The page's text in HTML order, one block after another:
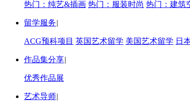
热门：纯艺&插画 热门：服装时尚 热门：建筑
留学服务|
ACG预科项目 英国艺术留学 美国艺术留学 日
作品集分享|
优秀作品展
艺术导师|